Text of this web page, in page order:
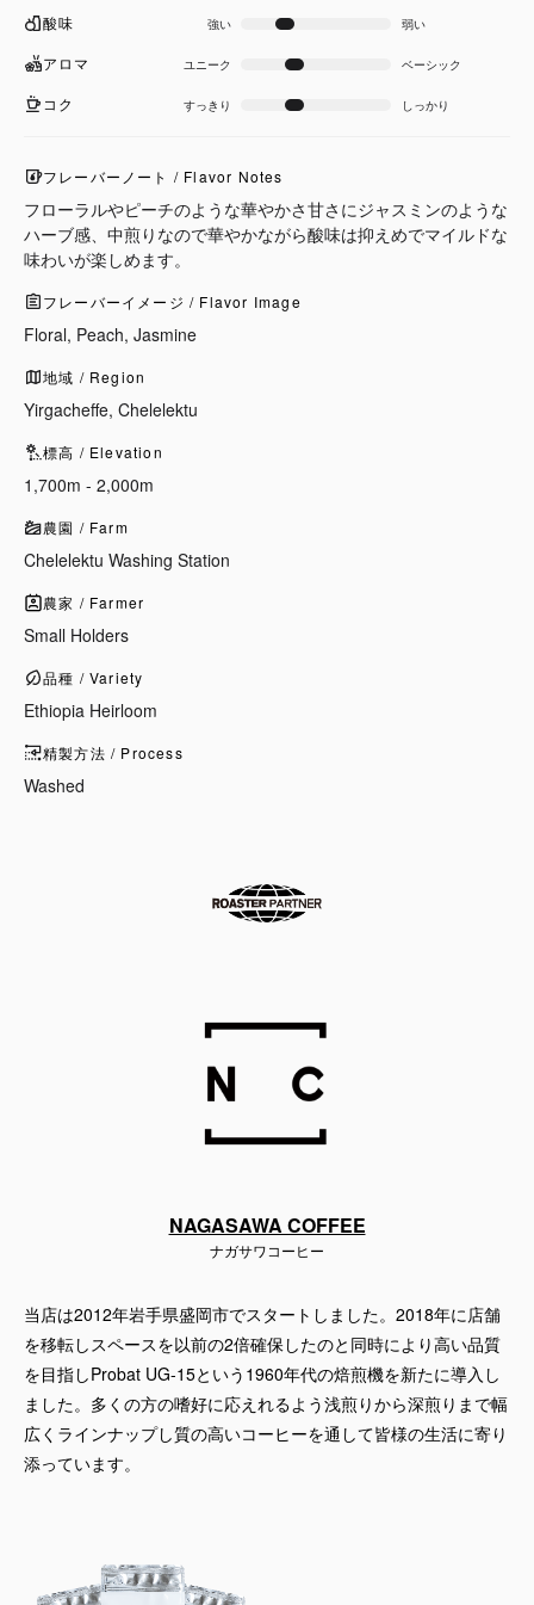
酸味 強い 弱い
アロマ ユニーク ベーシック
コク すっきり しっかり
フレーバーノート / Flavor Notes
フローラルやピーチのような華やかさ甘さにジャスミンのような
ハーブ感、中煎りなので華やかながら酸味は抑えめでマイルドな
味わいが楽しめます。
フレーバーイメージ / Flavor Image
Floral, Peach, Jasmine
地域 / Region
Yirgacheffe, Chelelektu
標高 / Elevation
1,700m - 2,000m
農園 / Farm
Chelelektu Washing Station
農家 / Farmer
Small Holders
品種 / Variety
Ethiopia Heirloom
精製方法 / Process
Washed
NAGASAWA COFFEE
ナガサワコーヒー
当店は2012年岩手県盛岡市でスタートしました。2018年に店舗
を移転しスペースを以前の2倍確保したのと同時により高い品質
を目指しProbat UG-15という1960年代の焙煎機を新たに導入し
ました。多くの方の嗜好に応えれるよう浅煎りから深煎りまで幅
広くラインナップし質の高いコーヒーを通して皆様の生活に寄り
添っています。